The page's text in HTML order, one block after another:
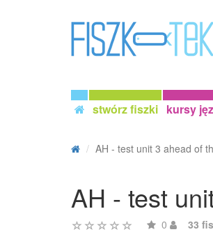
stwórz fiszki kursy
AH - test unit 3 ahead of
AH - test
0 33